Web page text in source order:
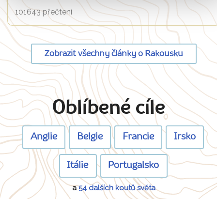
101643 přečtení
Zobrazit všechny články o Rakousku
Oblíbené cíle
Anglie Belgie Francie Irsko
Itálie Portugalsko
a54 dalších koutů světa